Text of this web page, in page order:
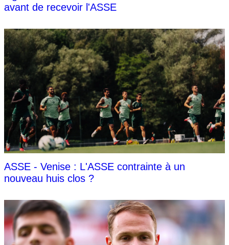
avant de recevoir l'ASSE
ASSE - Venise : L'ASSE contrainte à un
nouveau huis clos ?